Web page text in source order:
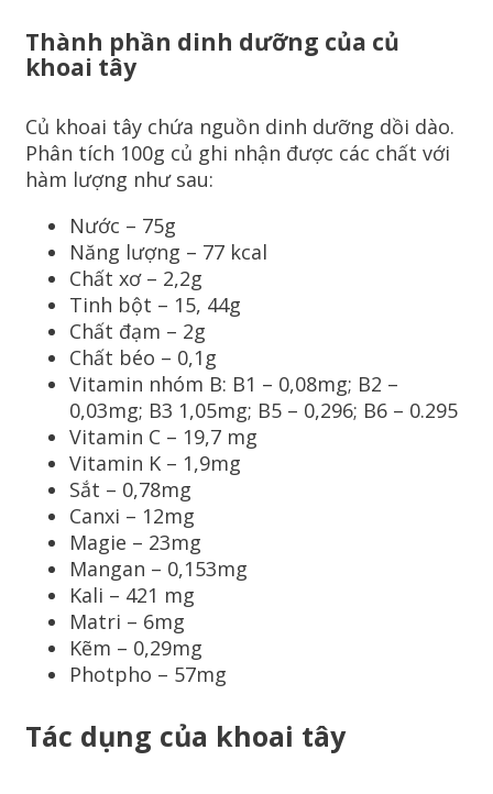
Thành phần dinh dưỡng của củ
khoai tây
Củ khoai tây chứa nguồn dinh dưỡng dồi dào.
Phân tích 100g củ ghi nhận được các chất với
hàm lượng như sau:
Nước – 75g
Năng lượng – 77 kcal
Chất xơ – 2,2g
Tinh bột – 15, 44g
Chất đạm – 2g
Chất béo – 0,1g
Vitamin nhóm B: B1 – 0,08mg; B2 –
0,03mg; B3 1,05mg; B5 – 0,296; B6 – 0.295
Vitamin C – 19,7 mg
Vitamin K – 1,9mg
Sắt – 0,78mg
Canxi – 12mg
Magie – 23mg
Mangan – 0,153mg
Kali – 421 mg
Matri – 6mg
Kẽm – 0,29mg
Photpho – 57mg
Tác dụng của khoai tây